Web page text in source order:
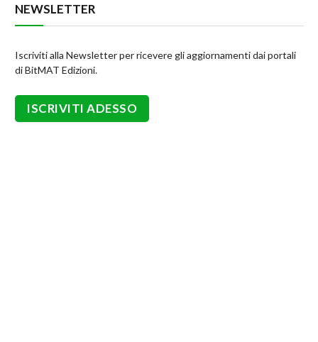
NEWSLETTER
Iscriviti alla Newsletter per ricevere gli aggiornamenti dai portali
di BitMAT Edizioni.